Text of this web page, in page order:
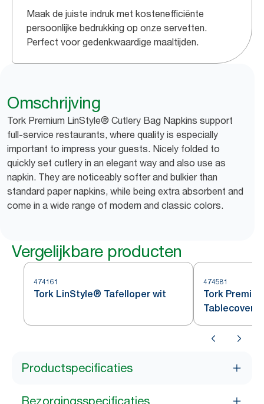
Maak de juiste indruk met kostenefficiënte
persoonlijke bedrukking op onze servetten.
Perfect voor gedenkwaardige maaltijden.
Omschrijving
Tork Premium LinStyle® Cutlery Bag Napkins support
full-service restaurants, where quality is especially
important to impress your guests. Nicely folded to
quickly set cutlery in an elegant way and also use as
napkin. They are noticeably softer and bulkier than
standard paper napkins, while being extra absorbent and
come in a wide range of modern and classic colors.
Vergelijkbare producten
474161
Tork LinStyle® Tafelloper wit
474581
Tork
Tablecover
Productspecificaties
Bezorgingsspecificaties